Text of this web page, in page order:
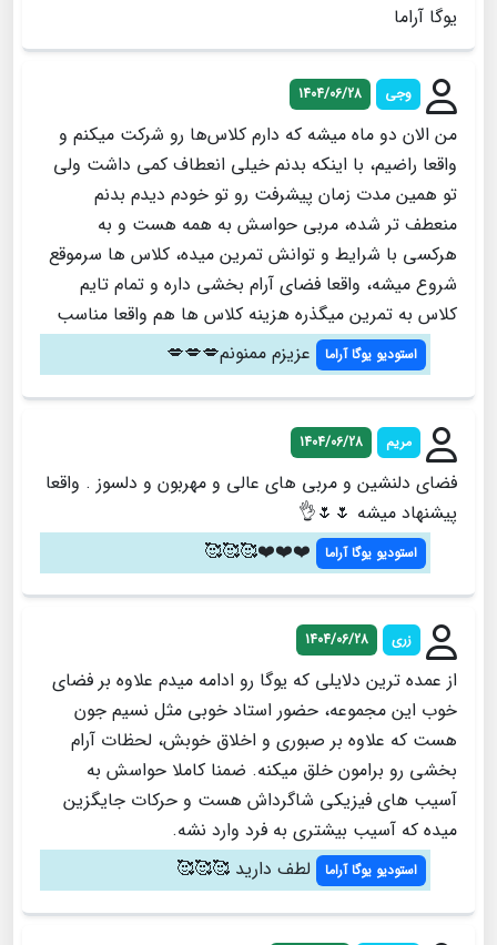
یوگا آراما
وجی 1404/06/28
من الان دو ماه میشه که دارم کلاس‌ها رو شرکت میکنم و
واقعا راضیم، با اینکه بدنم خیلی انعطاف کمی داشت ولی
تو همین مدت زمان پیشرفت رو تو خودم دیدم بدنم
منعطف تر شده، مربی حواسش به همه هست و به
هرکسی با شرایط و توانش تمرین میده، کلاس ها سرموقع
شروع میشه، واقعا فضای آرام بخشی داره و تمام تایم
کلاس به تمرین میگذره هزینه کلاس ها هم واقعا مناسب
استودیو یوگا آراما عزیزم ممنونم💋💋💋
مریم 1404/06/28
فضای دلنشین و مربی های عالی و مهربون و دلسوز . واقعا
پیشنهاد میشه 🌷🌷👌
استودیو یوگا آراما ❤️❤️❤️🥰🥰🥰
زری 1404/06/28
از عمده ترین دلایلی که یوگا رو ادامه میدم علاوه بر فضای
خوب این مجموعه، حضور استاد خوبی مثل نسیم جون
هست که علاوه بر صبوری و اخلاق خوبش، لحظات آرام
بخشی رو برامون خلق میکنه. ضمنا کاملا حواسش به
آسیب های فیزیکی شاگرداش هست و حرکات جایگزین
میده که آسیب بیشتری به فرد وارد نشه.
استودیو یوگا آراما لطف دارید 🥰🥰🥰